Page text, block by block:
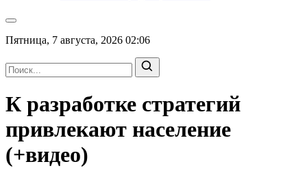
Пятница, 7 августа, 2026 02:06
К разработке стратегий
привлекают население
(+видео)